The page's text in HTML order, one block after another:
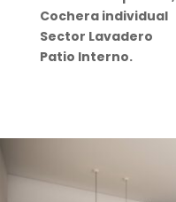
Cochera individual
Sector Lavadero
Patio Interno.